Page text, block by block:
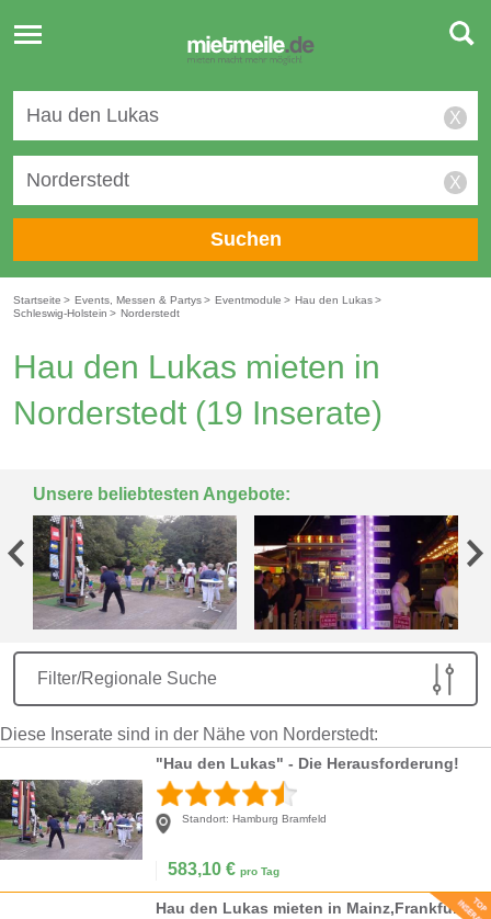
Toggle
navigation
X
X
Suchen
Startseite > Events, Messen & Partys> Eventmodule > Hau den Lukas>
Schleswig-Holstein > Norderstedt
Hau den Lukas mieten in
Norderstedt (19 Inserate)
Unsere beliebtesten Angebote:
Filter/Regionale Suche
Diese Inserate sind in der Nähe von Norderstedt:
"Hau den Lukas" - Die Herausforderung!
Standort: Hamburg Bramfeld
583,10 € pro Tag
Hau den Lukas mieten in Mainz,Frankfurt Main